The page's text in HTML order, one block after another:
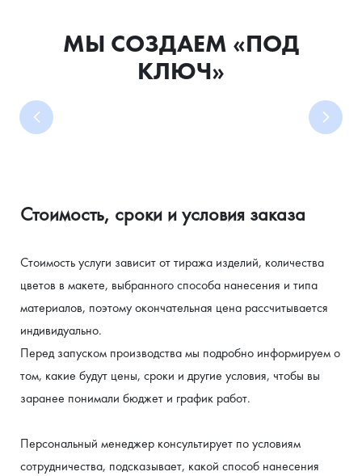
МЫ СОЗДАЕМ «ПОД
КЛЮЧ»
КОРПОРАТИВНЫЙ
МЕРЧ ДЛЯ
СОТРУДНИКОВ
Футболки,
худи,
вашим
брендом
И
УНИФОРМУ
Жилеты,
куртки,
для
персонала
ДЛЯ
КЛИЕНТОВ
И
ПАРТНЕРОВ
мерч,
подарочные
БЛОГЕРОВ И
ИНФЛЮЕНСЕРОВ
Худи,
свитшоты,
ПРОМОПРОДУКЦИЮ
ДЛЯ МЕРОПРИЯТИЙ
Шоперы,
кепки,
аксессуары
НА
ЛЮБОМ
ТЕКСТИЛЕ
И КРОЕ
решения под
ваш проект
Стоимость, сроки и условия заказа
Стоимость услуги зависит от тиража изделий, количества
цветов в макете, выбранного способа нанесения и типа
материалов, поэтому окончательная цена рассчитывается
индивидуально.
Перед запуском производства мы подробно информируем о
том, какие будут цены, сроки и другие условия, чтобы вы
заранее понимали бюджет и график работ.
Персональный менеджер консультирует по условиям
сотрудничества, подсказывает, какой способ нанесения